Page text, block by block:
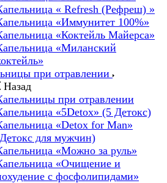
« Refresh (Рефреш) »
«Иммунитет 100%»
«Коктейль Майерса»
«Миланский
при отравлении
Назад
при отравлении
«5Detox» (5 Детокс)
«Detox for Man»
для мужчин)
«Можно за руль»
«Очищение и
с фосфолипидами»